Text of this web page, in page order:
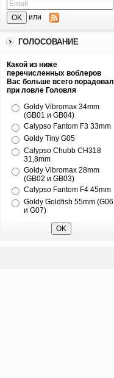
или
ГОЛОСОВАНИЕ
Какой из ниже
перечисленных воблеров
Вас больше всего порадовал
при ловле Головля
Goldy Vibromax 34mm
(GB01 и GB04)
Calypso Fantom F3 33mm
Goldy Tiny G05
Calypso Chubb CH318
31,8mm
Goldy Vibromax 28mm
(GB02 и GB03)
Calypso Fantom F4 45mm
Goldy Goldfish 55mm (G06
и G07)